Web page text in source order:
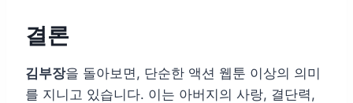
결론
김부장을 돌아보면, 단순한 액션 웹툰 이상의 의미
를 지니고 있습니다. 이는 아버지의 사랑, 결단력,